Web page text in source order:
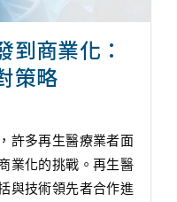
到商業化：
策略
許多再生醫療業者面
業化的挑戰。再生醫
與技術領先者合作進